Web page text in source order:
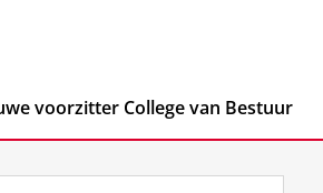
voorzitter College van Bestuur